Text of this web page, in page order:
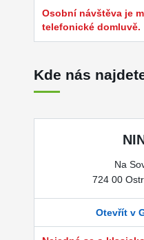
Osobní návštěva je
telefonické domluvě.
Kde nás
Na
724 00
Otevřít v